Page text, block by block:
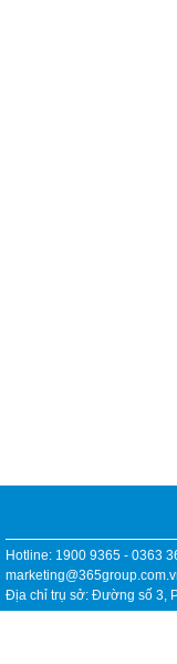
Hotline: 1900 9365 - 0363
Địa chỉ trụ sở: Đường số 3,